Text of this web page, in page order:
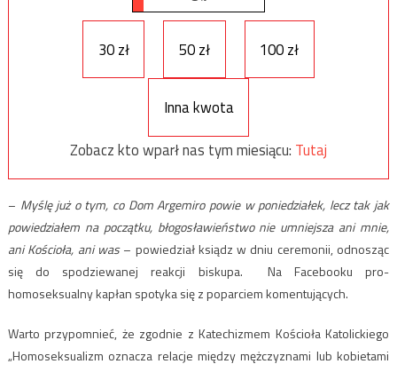
30 zł 50 zł 100 zł
Inna kwota
Zobacz kto wparł nas tym miesiącu: Tutaj
– Myślę już o tym, co Dom Argemiro powie w poniedziałek, lecz tak jak
powiedziałem na początku, błogosławieństwo nie umniejsza ani mnie,
ani Kościoła, ani was– powiedział ksiądz w dniu ceremonii, odnosząc
się do spodziewanej reakcji biskupa. Na Facebooku pro-
homoseksualny kapłan spotyka się z poparciem komentujących.
Warto przypomnieć, że zgodnie z Katechizmem Kościoła Katolickiego
„Homoseksualizm oznacza relacje między mężczyznami lub kobietami